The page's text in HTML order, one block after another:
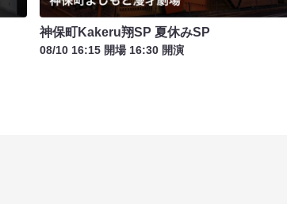
神保町Kakeru翔SP 夏休みSP
08/10 16:15 開場 16:30 開演